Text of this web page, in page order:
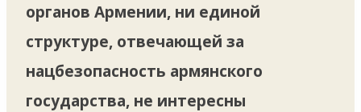
органов Армении, ни единой
структуре, отвечающей за
нацбезопасность армянского
государства, не интересны